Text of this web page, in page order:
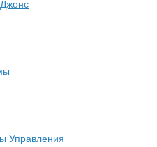
Управления